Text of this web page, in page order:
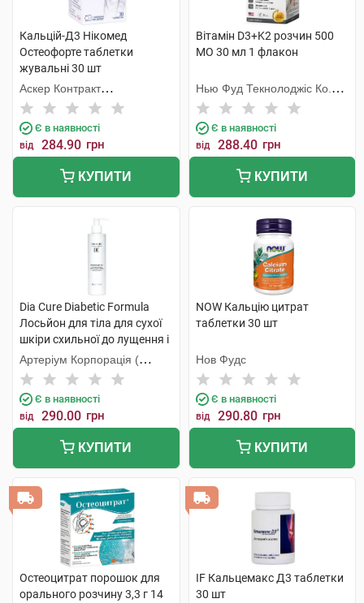
Кальцій-Д3 Нікомед
Остеофорте таблетки
жувальні 30 шт
Аскер Контракт
Мануфекчерінг АС
Є в наявності
від 284.90 грн
КУПИТИ
Вітамін D3+K2 розчин 500
МО 30 мл 1 флакон
Нью Фуд Текнолоджіс Ко.
Лтд
Є в наявності
від 288.40 грн
КУПИТИ
Dia Cure Diabetic Formula
Лосьйон для тіла для сухої
шкіри схильної до лущення і
свербежу 250 мл 1 флакон
Артеріум Корпорація (
КМП+Галичфарм)
Є в наявності
від 290.00 грн
КУПИТИ
NOW Кальцію цитрат
таблетки 30 шт
Нов Фудс
Є в наявності
від 290.80 грн
КУПИТИ
Остеоцитрат порошок для
орального розчину 3,3 г 14
IF Кальцемакс Д3 таблетки
30 шт